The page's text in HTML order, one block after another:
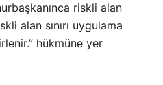
riskli alan
alan sınırı uygulama
hükmüne yer